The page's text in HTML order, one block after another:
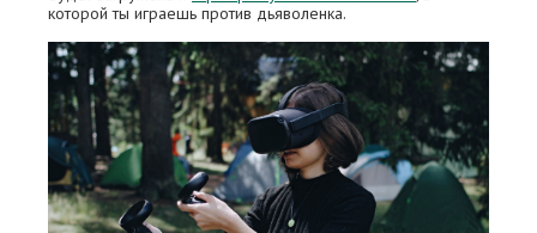
которой ты играешь против дьяволенка.